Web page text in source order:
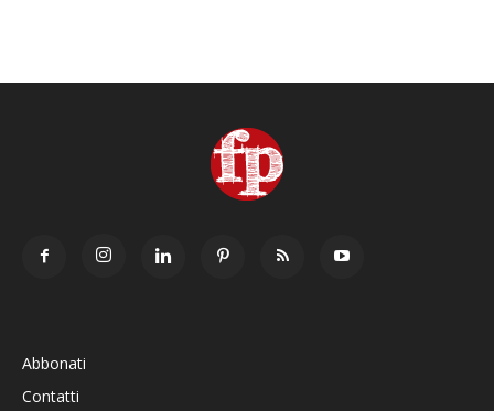
Abbonati
Contatti